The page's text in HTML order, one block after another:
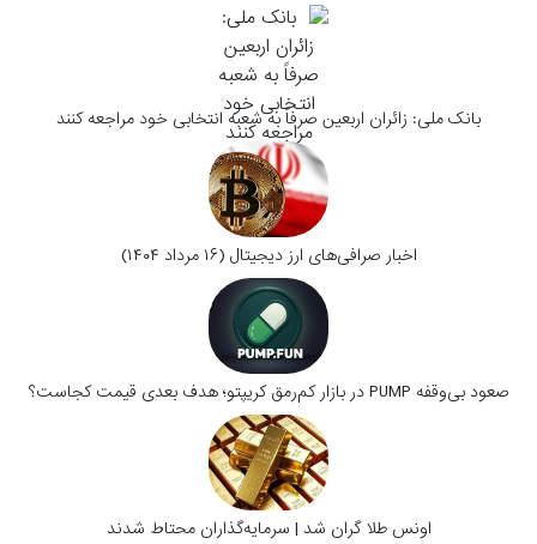
بانک ملی: زائران اربعین صرفاً به شعبه انتخابی خود مراجعه کنند
اخبار صرافی‌های ارز دیجیتال (۱۶ مرداد ۱۴۰۴)
صعود بی‌وقفه PUMP در بازار کم‌رمق کریپتو؛ هدف بعدی قیمت کجاست؟
اونس طلا گران شد | سرمایه‌گذاران محتاط شدند